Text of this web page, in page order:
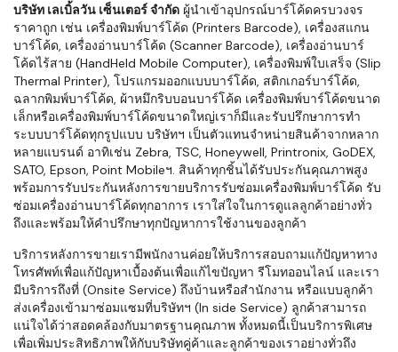
บริษัท เลเบิ้ลวัน เซ็นเตอร์ จำกัด ผู้นำเข้าอุปกรณ์บาร์โค้ดครบวงจร
ราคาถูก เช่น เครื่องพิมพ์บาร์โค้ด (Printers Barcode), เครื่องสแกน
บาร์โค้ด, เครื่องอ่านบาร์โค้ด (Scanner Barcode), เครื่องอ่านบาร์
โค้ดไร้สาย (HandHeld Mobile Computer), เครื่องพิมพ์ใบเสร็จ (Slip
Thermal Printer), โปรแกรมออกแบบบาร์โค้ด, สติกเกอร์บาร์โค้ด,
ฉลากพิมพ์บาร์โค้ด, ผ้าหมึกริบบอนบาร์โค้ด เครื่องพิมพ์บาร์โค้ดขนาด
เล็กหรือเครื่องพิมพ์บาร์โค้ดขนาดใหญ่เราก็มีและรับปรึกษาการทำ
ระบบบาร์โค้ดทุกรูปแบบ บริษัทฯ เป็นตัวแทนจำหน่ายสินค้าจากหลาก
หลายแบรนด์ อาทิเช่น Zebra, TSC, Honeywell, Printronix, GoDEX,
SATO, Epson, Point Mobileฯ. สินค้าทุกชิ้นได้รับประกันคุณภาพสูง
พร้อมการรับประกันหลังการขายบริการรับซ่อมเครื่องพิมพ์บาร์โค้ด รับ
ซ่อมเครื่องอ่านบาร์โค้ดทุกอาการ เราใส่ใจในการดูแลลูกค้าอย่างทั่ว
ถึงและพร้อมให้คำปรึกษาทุกปัญหาการใช้งานของลูกค้า
บริการหลังการขายเรามีพนักงานค่อยให้บริการสอบถามแก้ปัญหาทาง
โทรศัพท์เพื่อแก้ปัญหาเบื้องต้นเพื่อแก้ไขปัญหา รีโมทออนไลน์ และเรา
มีบริการถึงที่ (Onsite Service) ถึงบ้านหรือสำนักงาน หรือแบบลูกค้า
ส่งเครื่องเข้ามาซ่อมแซมที่บริษัทฯ (In side Service) ลูกค้าสามารถ
แน่ใจได้ว่าสอดคล้องกับมาตรฐานคุณภาพ ทั้งหมดนี้เป็นบริการพิเศษ
เพื่อเพิ่มประสิทธิภาพให้กับบริษัทคู่ค้าและลูกค้าของเราอย่างทั่วถึง